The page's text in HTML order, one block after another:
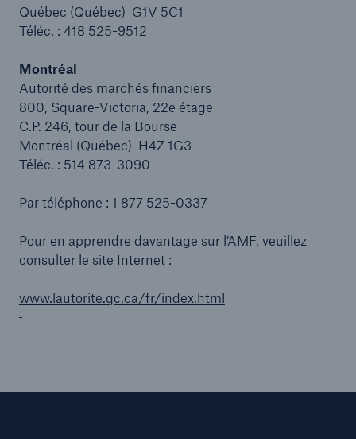
Québec (Québec) G1V 5C1
Téléc. : 418 525-9512
Montréal
Autorité des marchés financiers
800, Square-Victoria, 22e étage
C.P. 246, tour de la Bourse
Montréal (Québec) H4Z 1G3
Téléc. : 514 873-3090
Par téléphone : 1 877 525-0337
Pour en apprendre davantage sur l’AMF, veuillez
consulter le site Internet :
www.lautorite.qc.ca/fr/index.html